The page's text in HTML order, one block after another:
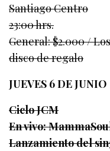
Santiago Centro
23:00 hrs.
General: $2.000 /
disco de regalo
JUEVES 6 DE JUNIO
Ciclo JCM
En vivo:
Lanzamiento del